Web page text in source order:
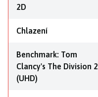
2D
Chlazení
Benchmark: Tom
Clancy's The Division 2
(UHD)